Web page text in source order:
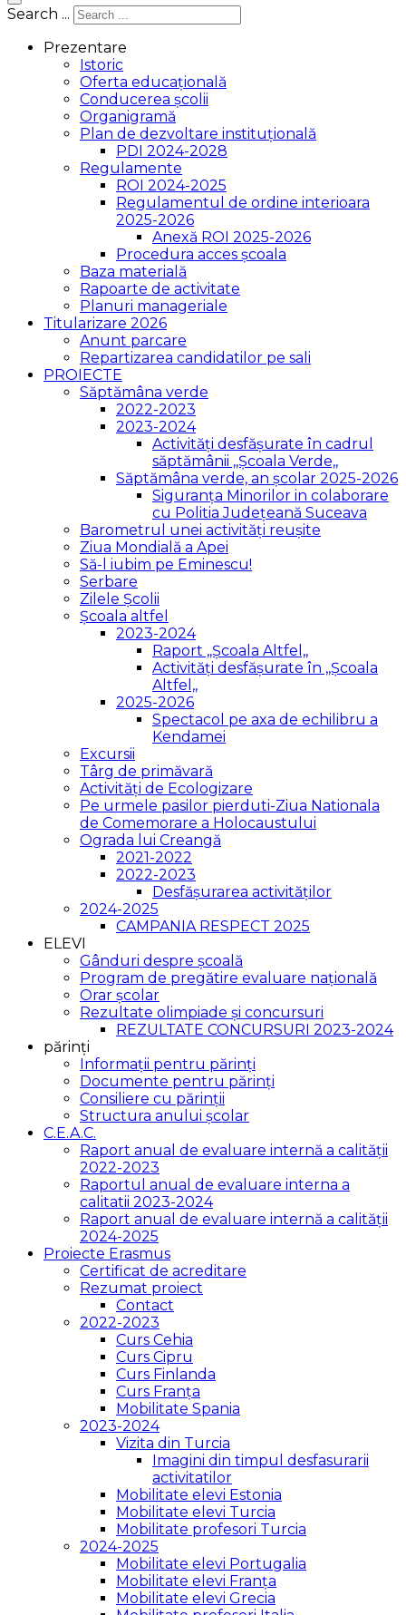
Search ...
Prezentare
Istoric
Oferta educațională
Conducerea școlii
Organigramă
Plan de dezvoltare instituțională
PDI 2024-2028
Regulamente
ROI 2024-2025
Regulamentul de ordine interioara
2025-2026
Anexă ROI 2025-2026
Procedura acces școala
Baza materială
Rapoarte de activitate
Planuri manageriale
Titularizare 2026
Anunt parcare
Repartizarea candidatilor pe sali
PROIECTE
Săptămâna verde
2022-2023
2023-2024
Activități desfășurate în cadrul
săptămânii ,,Școala Verde,,
Săptămâna verde, an școlar 2025-2026
Siguranța Minorilor in colaborare
cu Politia Județeană Suceava
Barometrul unei activități reușite
Ziua Mondială a Apei
Să-l iubim pe Eminescu!
Serbare
Zilele Școlii
Școala altfel
2023-2024
Raport ,,Școala Altfel,,
Activități desfășurate în ,,Școala
Altfel,,
2025-2026
Spectacol pe axa de echilibru a
Kendamei
Excursii
Târg de primăvară
Activități de Ecologizare
Pe urmele pasilor pierduti-Ziua Nationala
de Comemorare a Holocaustului
Ograda lui Creangă
2021-2022
2022-2023
Desfășurarea activităților
2024-2025
CAMPANIA RESPECT 2025
ELEVI
Gânduri despre școală
Program de pregătire evaluare națională
Orar școlar
Rezultate olimpiade și concursuri
REZULTATE CONCURSURI 2023-2024
părinți
Informații pentru părinți
Documente pentru părinți
Consiliere cu părinții
Structura anului școlar
C.E.A.C.
Raport anual de evaluare internă a calității
2022-2023
Raportul anual de evaluare interna a
calitatii 2023-2024
Raport anual de evaluare internă a calității
2024-2025
Proiecte Erasmus
Certificat de acreditare
Rezumat proiect
Contact
2022-2023
Curs Cehia
Curs Cipru
Curs Finlanda
Curs Franța
Mobilitate Spania
2023-2024
Vizita din Turcia
Imagini din timpul desfasurarii
activitatilor
Mobilitate elevi Estonia
Mobilitate elevi Turcia
Mobilitate profesori Turcia
2024-2025
Mobilitate elevi Portugalia
Mobilitate elevi Franța
Mobilitate elevi Grecia